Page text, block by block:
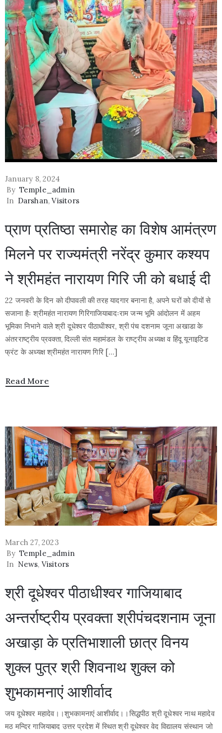
January 8, 2024
By Temple_admin
In Darshan‚Visitors
प्राण प्रतिष्ठा समारोह का विशेष आमंत्रण
मिलने पर राज्यमंत्री नरेंद्र कुमार कश्यप
ने श्रीमहंत नारायण गिरि जी को बधाई दी
22 जनवरी के दिन को दीपावली की तरह यादगार बनाना है, अपने घरों को दीयों से
सजाना हैः श्रीमहंत नारायण गिरिगाजियाबादःराम जन्म भूमि आंदोलन में अहम
भूमिका निभाने वाले श्री दूधेश्वर पीठाधीश्वर, श्री पंच दशनाम जूना अखाडा के
अंतरराष्ट्रीय प्रवक्ता, दिल्ली संत महामंडल के राष्ट्रीय अध्यक्ष व हिंदू यूनाइटिड
फ्रंट के अध्यक्ष श्रीमहंत नारायण गिरि […]
Read More
March 27, 2023
By Temple_admin
In News‚ Visitors
श्री दूधेश्वर पीठाधीश्वर गाजियाबाद
अन्तर्राष्ट्रीय प्रवक्ता श्रीपंचदशनाम जूना
अखाड़ा के प्रतिभाशाली छात्र विनय
शुक्ल पुत्र श्री शिवनाथ शुक्ल को
शुभकामनाएं आशीर्वाद
जय दूधेश्वर महादेव।।शुभकामनाएं आशीर्वाद।।सिद्धपीठ श्री दूधेश्वर नाथ महादेव
मठ मन्दिर गाजियाबाद उत्तर प्रदेश में स्थित श्री दूधेश्वर वेद विद्यालय संस्थान जो